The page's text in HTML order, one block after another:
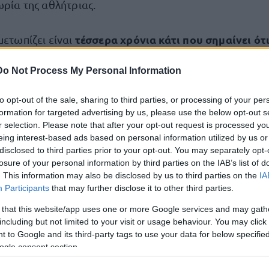
Not Process My Personal Information
opt-out of the sale, sharing to third parties, or processing of your
for targeted advertising by us, please use the below opt-out
selection. Please note that after your opt-out request is processed
interest-based ads based on personal information utilized by us
to third parties prior to your opt-out. You may separately
of your personal information by third parties on the IAB’s list of
This information may also be disclosed by us to third parties on the
Participants that may further disclose it to other third parties.
that this website/app uses one or more Google services and may
but not limited to your visit or usage behaviour. You may
to Google and its third-party tags to use your data for below
consent section.
της αθλήτριας.
είναι τέσσερα χρόνια κάτι που σημαίνει
ΕΟΚΑΝ έγινε σήμερα στις 13.49, ενώ ζητήθηκε η
από το Ολυμπιακό Χωριό.
η Ελληνική Ολυμπιακή Επιτροπή σημειώνει
δηλώνει ότι ενημερώθηκε από τον ΕΟΚΑΝ στις
έλεγχο ντόπινγκ μέλους της Ολυμπιακής Ομάδας στο
επιβάλλεται άμεσαπροσωρινός αποκλεισμός στο
η ΕΟΕ ζήτησε την αποχώρηση του από το Ολυμπιακό